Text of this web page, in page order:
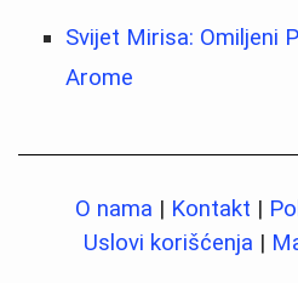
Svijet Mirisa: Omiljeni
Arome
O nama | Kontakt |
Uslovi korišćenja |